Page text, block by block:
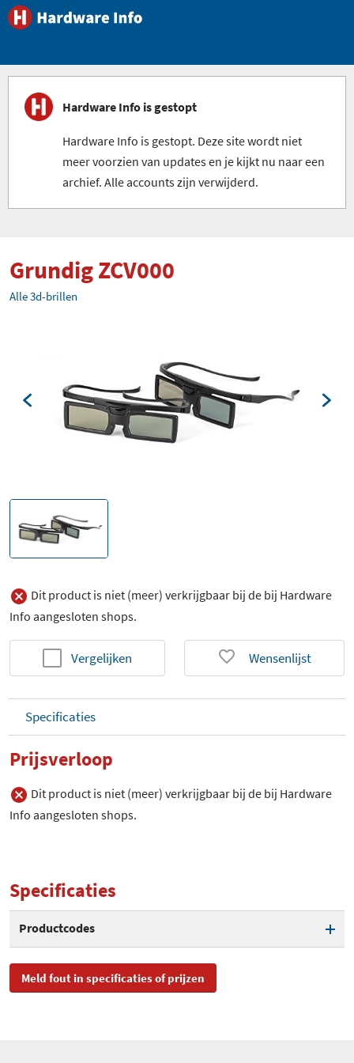
Hardware Info is gestopt
Hardware Info is gestopt. Deze site wordt niet
meer voorzien van updates en je kijkt nu naar een
archief. Alle accounts zijn verwijderd.
Grundig ZCV000
Alle 3d-brillen
Dit product is niet (meer) verkrijgbaar bij de bij Hardware
Info aangesloten shops.
Vergelijken Wensenlijst
Specificaties
Prijsverloop
Dit product is niet (meer) verkrijgbaar bij de bij Hardware
Info aangesloten shops.
Specificaties
Productcodes
SKU ZCV000
Meld fout in specificaties of prijzen